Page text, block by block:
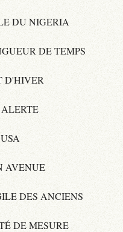
DU NIGERIA
DE TEMPS
D'HIVER
ALERTE
AVENUE
DES ANCIENS
DE MESURE